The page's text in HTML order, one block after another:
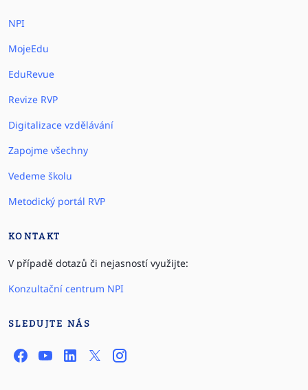
NPI
MojeEdu
EduRevue
Revize RVP
Digitalizace vzdělávání
Zapojme všechny
Vedeme školu
Metodický portál RVP
KONTAKT
V případě dotazů či nejasností využijte:
Konzultační centrum NPI
SLEDUJTE NÁS